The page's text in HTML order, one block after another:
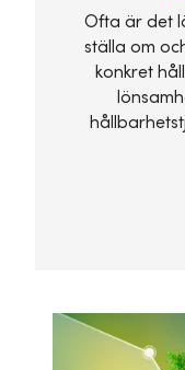
Ofta är det
ställa om
konkret